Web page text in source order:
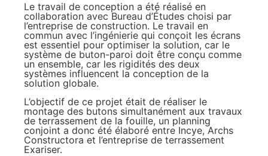
Le travail de conception a été réalisé en
collaboration avec Bureau d’Études choisi par
l’entreprise de construction. Le travail en
commun avec l’ingénierie qui conçoit les écrans
est essentiel pour optimiser la solution, car le
système de buton-paroi doit être conçu comme
un ensemble, car les rigidités des deux
systèmes influencent la conception de la
solution globale.
L’objectif de ce projet était de réaliser le
montage des butons simultanément aux travaux
de terrassement de la fouille, un planning
conjoint a donc été élaboré entre Incye, Archs
Constructora et l’entreprise de terrassement
Exariser.